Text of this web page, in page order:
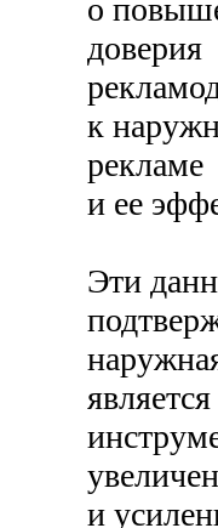
о
доверия
к
рекламе
и ее
Эти
и